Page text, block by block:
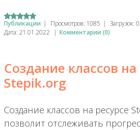
Публикации | Просмотров: 1085 | Загрузок: 0
Дата: 21.01.2022 | Комментарии (0)
Создание классов на
Stepik.org
Создание классов на ресурсе
позволит отслеживать